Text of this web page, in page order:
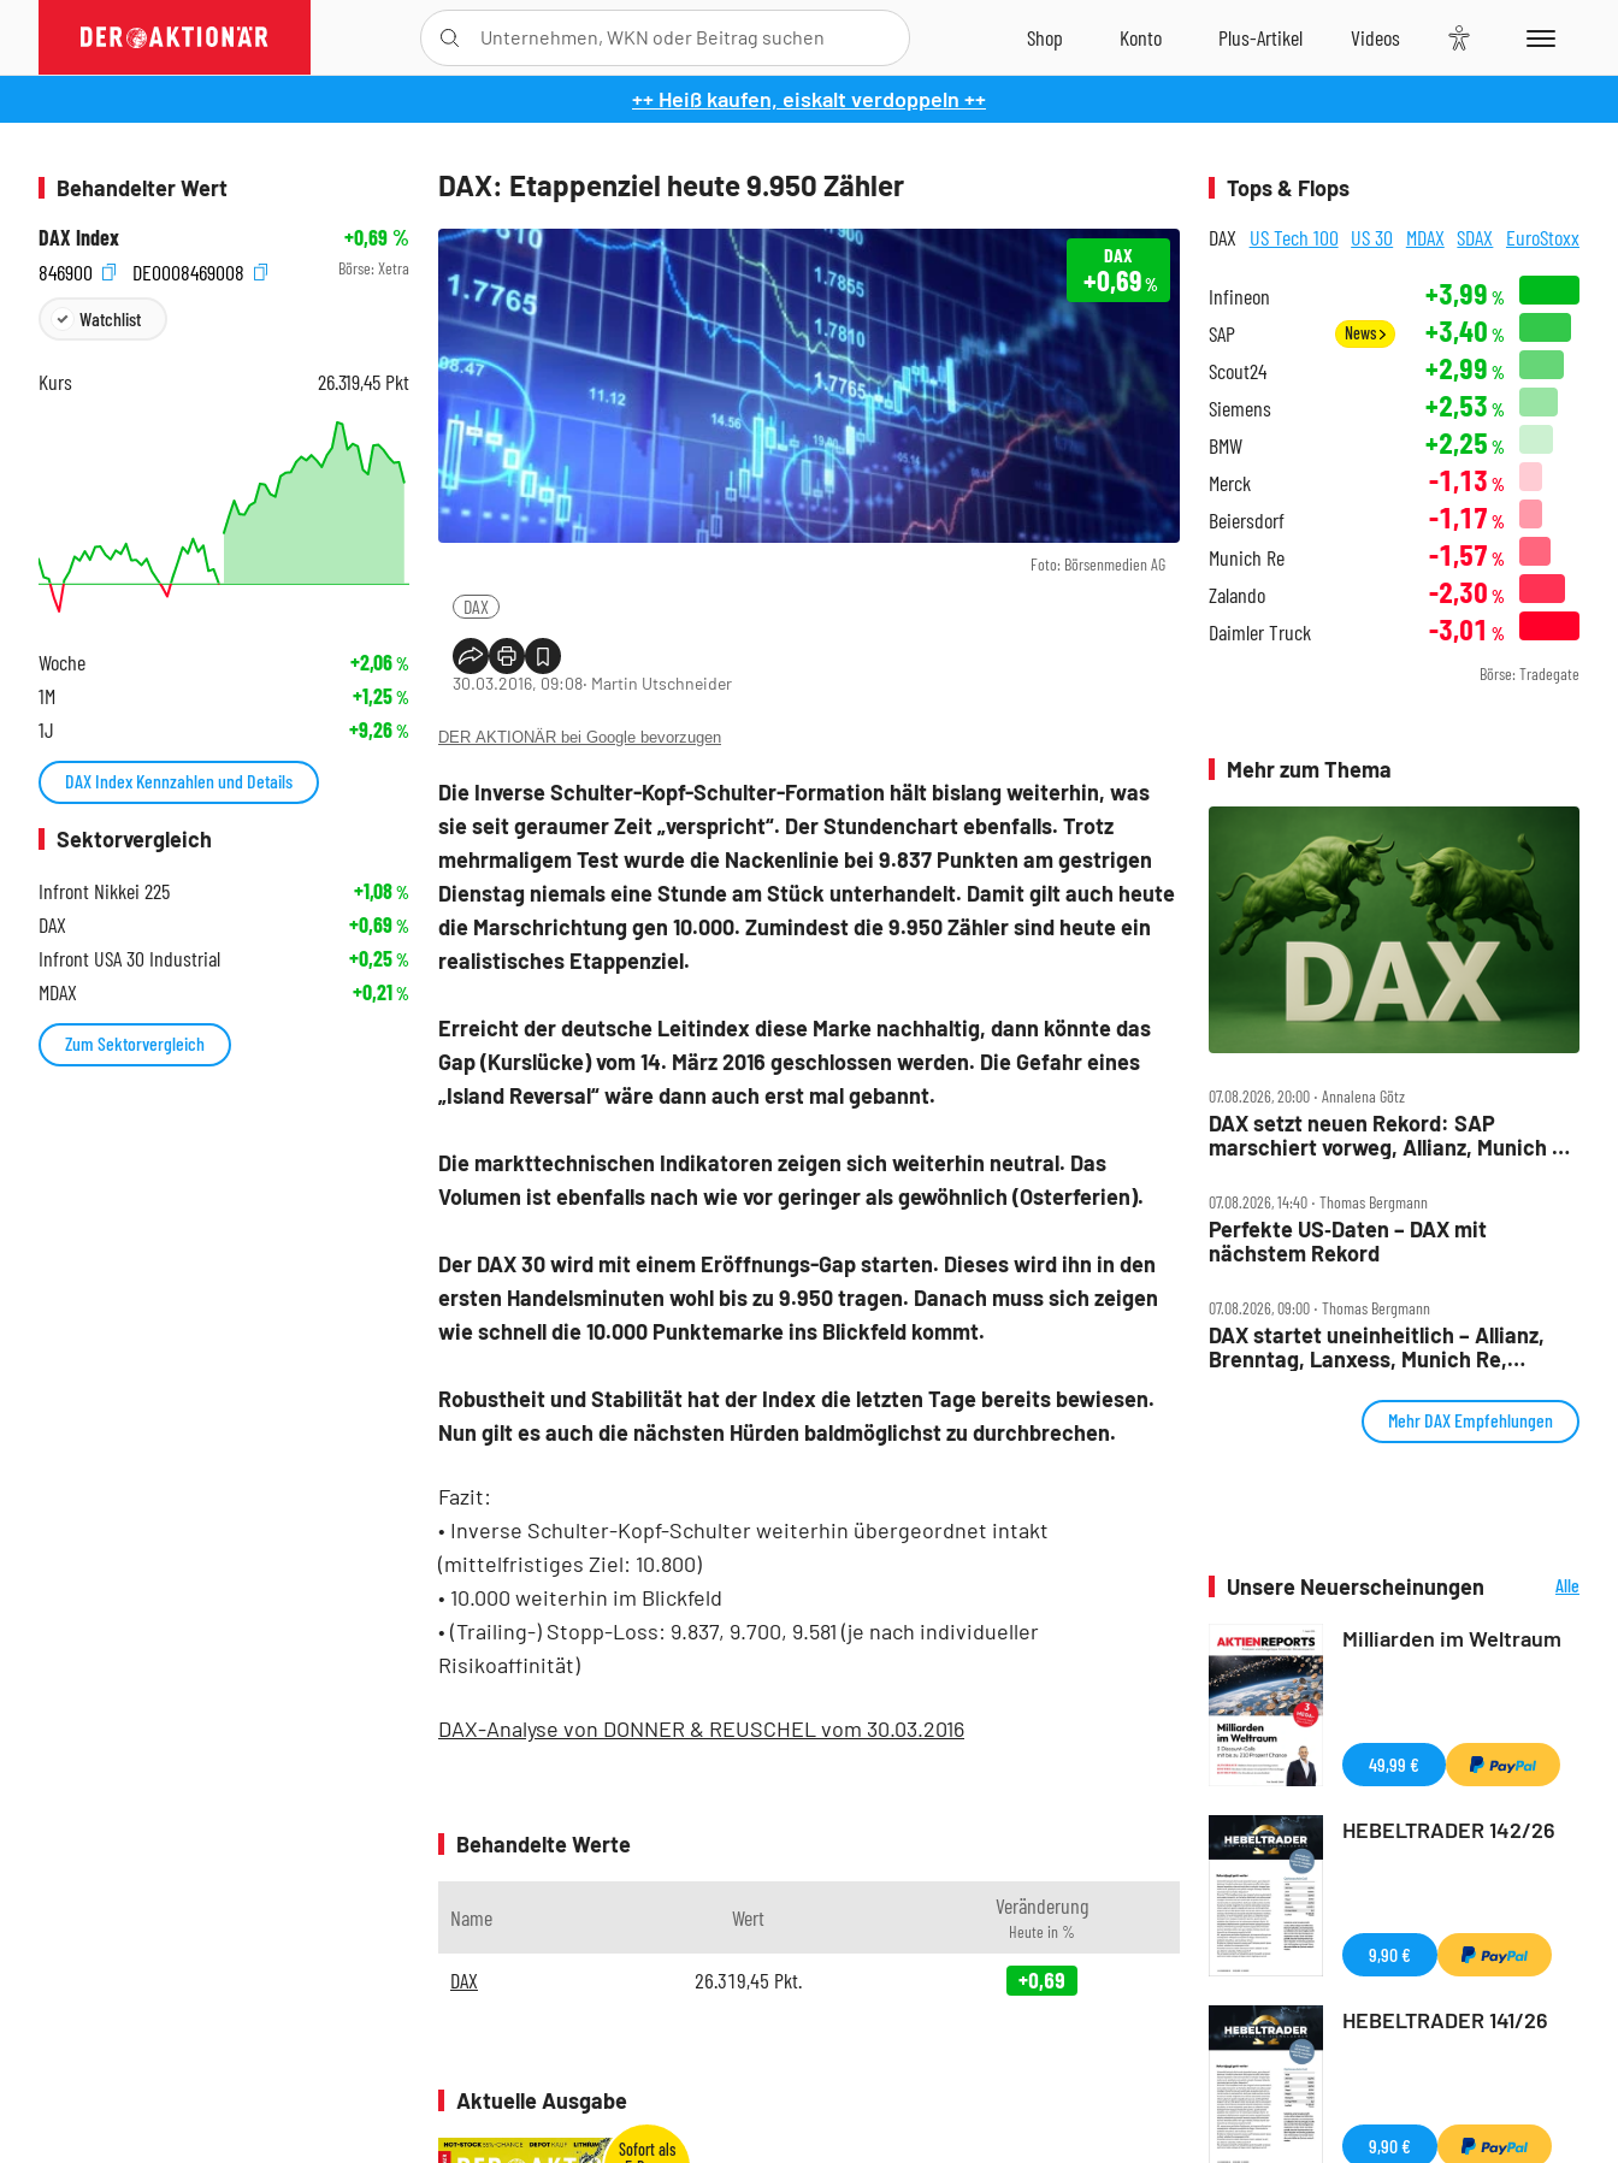
++ Heiß kaufen, eiskalt verdoppeln ++
DAX: Etappenziel heute 9.950 Zähler
Foto: Börsenmedien AG
DAX
+0,69%
DAX
30.03.2016, 09:08‧ Martin Utschneider
DER AKTIONÄR bei Google bevorzugen
Die Inverse Schulter-Kopf-Schulter-Formation hält bislang weiterhin, was
sie seit geraumer Zeit „verspricht“. Der Stundenchart ebenfalls. Trotz
mehrmaligem Test wurde die Nackenlinie bei 9.837 Punkten am gestrigen
Dienstag niemals eine Stunde am Stück unterhandelt. Damit gilt auch heute
die Marschrichtung gen 10.000. Zumindest die 9.950 Zähler sind heute ein
realistisches Etappenziel.
Erreicht der deutsche Leitindex diese Marke nachhaltig, dann könnte das
Gap (Kurslücke) vom 14. März 2016 geschlossen werden. Die Gefahr eines
„Island Reversal“ wäre dann auch erst mal gebannt.
Die markttechnischen Indikatoren zeigen sich weiterhin neutral. Das
Volumen ist ebenfalls nach wie vor geringer als gewöhnlich (Osterferien).
Der DAX 30 wird mit einem Eröffnungs-Gap starten. Dieses wird ihn in den
ersten Handelsminuten wohl bis zu 9.950 tragen. Danach muss sich zeigen
wie schnell die 10.000 Punktemarke ins Blickfeld kommt.
Robustheit und Stabilität hat der Index die letzten Tage bereits bewiesen.
Nun gilt es auch die nächsten Hürden baldmöglichst zu durchbrechen.
Fazit:
• Inverse Schulter-Kopf-Schulter weiterhin übergeordnet intakt
(mittelfristiges Ziel: 10.800)
• 10.000 weiterhin im Blickfeld
• (Trailing-) Stopp-Loss: 9.837, 9.700, 9.581 (je nach individueller
Risikoaffinität)
DAX-Analyse von DONNER & REUSCHEL vom 30.03.2016
Behandelte Werte
Name Wert Veränderung
Heute in %
DAX 26.319,45 Pkt. +0,69
Aktuelle Ausgabe
Behandelter Wert
DAX Index
+0,69%
846900
DE0008469008 Börse: Xetra
Watchlist
Kurs 26.319,45 Pkt
Woche +2,06%
1M +1,25%
1J +9,26%
DAX Index Kennzahlen und Details
Sektorvergleich
Infront Nikkei 225
+1,08%
DAX +0,69%
Infront USA 30 Industrial +0,25%
MDAX +0,21%
Zum Sektorvergleich
Tops & Flops
DAX US Tech 100 US 30 MDAX SDAX EuroStoxx
Infineon +3,99 %
SAP News +3,40 %
Scout24 +2,99 %
Siemens +2,53 %
BMW +2,25 %
Merck -1,13 %
Beiersdorf -1,17 %
Munich Re -1,57 %
Zalando -2,30 %
Daimler Truck -3,01 %
Börse: Tradegate
Mehr zum Thema
07.08.2026, 20:00 ‧ Annalena Götz
DAX setzt neuen Rekord: SAP
marschiert vorweg, Allianz, Munich Re
07.08.2026, 14:40 ‧ Thomas Bergmann
Perfekte US‑Daten – DAX mit
nächstem Rekord
07.08.2026, 09:00 ‧ Thomas Bergmann
DAX startet uneinheitlich – Allianz,
Brenntag, Lanxess, Munich Re,
Mehr DAX Empfehlungen
Unsere Neuerscheinungen
Alle
Milliarden im Weltraum
49,99 €
HEBELTRADER 142/26
9,90 €
HEBELTRADER 141/26
9,90 €